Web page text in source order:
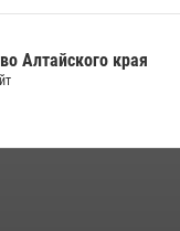
Алтайского края